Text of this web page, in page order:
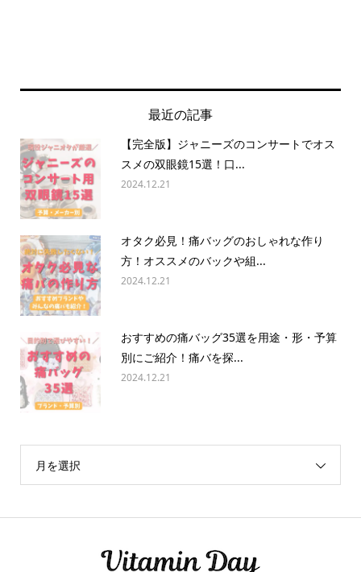
最近の記事
【完全版】ジャニーズのコンサートでオス
スメの双眼鏡15選！口...
2024.12.21
オタク必見！痛バッグのおしゃれな作り
方！オススメのバックや組...
2024.12.21
おすすめの痛バッグ35選を用途・形・予算
別にご紹介！痛バを探...
2024.12.21
月を選択